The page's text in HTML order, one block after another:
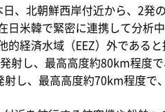
日、北朝鮮西岸付近から、2発
日米韓で緊密に連携して分析
的経済水域（EEZ）外であると
射し、最高高度約80km程度で
し、最高高度約70km程度で